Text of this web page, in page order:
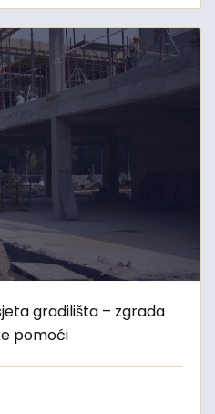
gradilišta – zgrada
pomoći